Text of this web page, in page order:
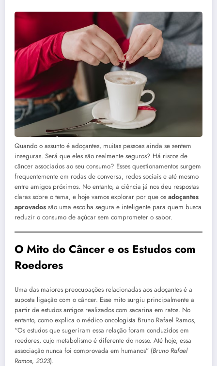
Quando o assunto é adoçantes, muitas pessoas ainda se sentem
inseguras. Será que eles são realmente seguros? Há riscos de
câncer associados ao seu consumo? Esses questionamentos surgem
frequentemente em rodas de conversa, redes sociais e até mesmo
entre amigos próximos. No entanto, a ciência já nos deu respostas
claras sobre o tema, e hoje vamos explorar por que os adoçantes
aprovados são uma escolha segura e inteligente para quem busca
reduzir o consumo de açúcar sem comprometer o sabor.
O Mito do Câncer e os Estudos com
Roedores
Uma das maiores preocupações relacionadas aos adoçantes é a
suposta ligação com o câncer. Esse mito surgiu principalmente a
partir de estudos antigos realizados com sacarina em ratos. No
entanto, como explica o médico oncologista Bruno Rafael Ramos,
“Os estudos que sugeriram essa relação foram conduzidos em
roedores, cujo metabolismo é diferente do nosso. Até hoje, essa
associação nunca foi comprovada em humanos” (Bruno Rafael
Ramos, 2023).